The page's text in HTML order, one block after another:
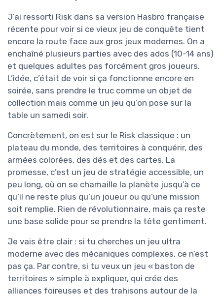
J’ai ressorti Risk dans sa version Hasbro française
récente pour voir si ce vieux jeu de conquête tient
encore la route face aux gros jeux modernes. On a
enchaîné plusieurs parties avec des ados (10-14 ans)
et quelques adultes pas forcément gros joueurs.
L’idée, c’était de voir si ça fonctionne encore en
soirée, sans prendre le truc comme un objet de
collection mais comme un jeu qu’on pose sur la
table un samedi soir.
Concrètement, on est sur le Risk classique : un
plateau du monde, des territoires à conquérir, des
armées colorées, des dés et des cartes. La
promesse, c’est un jeu de stratégie accessible, un
peu long, où on se chamaille la planète jusqu’à ce
qu’il ne reste plus qu’un joueur ou qu’une mission
soit remplie. Rien de révolutionnaire, mais ça reste
une base solide pour se prendre la tête gentiment.
Je vais être clair : si tu cherches un jeu ultra
moderne avec des mécaniques complexes, ce n’est
pas ça. Par contre, si tu veux un jeu « baston de
territoires » simple à expliquer, qui crée des
alliances foireuses et des trahisons autour de la